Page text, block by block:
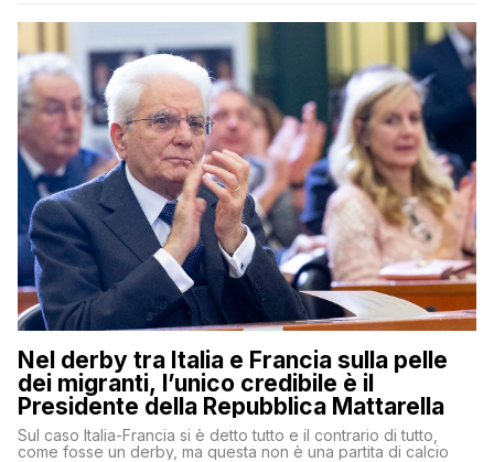
Nel derby tra Italia e Francia sulla pelle
dei migranti, l’unico credibile è il
Presidente della Repubblica Mattarella
Sul caso Italia-Francia si è detto tutto e il contrario di tutto,
come fosse un derby, ma questa non è una partita di calcio